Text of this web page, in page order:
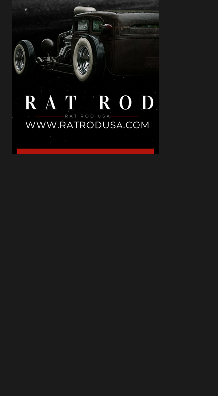
May 10, 2026
БЪЛГАРИЯ
Не ти трябва друга държава: местата в
България, които могат ...
May 02, 2026